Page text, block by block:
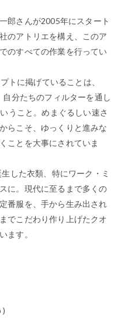
郎さんが2005年にスタート
のアトリエを構え、このア
のすべての作業を行ってい
トに掲げていることは、
分たちのフィルターを通し
うこと。めまぐるしい速さ
らこそ、ゆっくりと進みな
ことを大事にされていま
した衣類、特にワーク・ミ
に。現代に至るまで多くの
番服を、手から生み出され
でこだわり作り上げたクオ
ます。
)